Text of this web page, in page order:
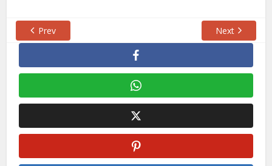
Prev Next